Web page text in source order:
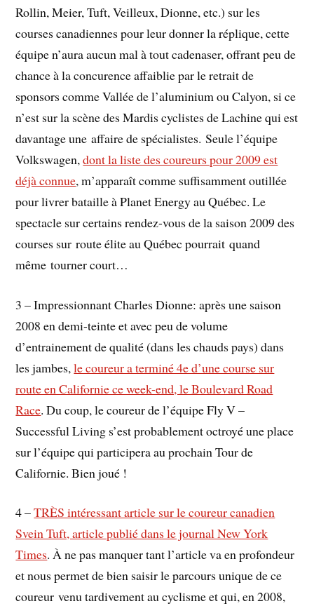
Rollin, Meier, Tuft, Veilleux, Dionne, etc.) sur les
courses canadiennes pour leur donner la réplique, cette
équipe n’aura aucun mal à tout cadenaser, offrant peu de
chance à la concurence affaiblie par le retrait de
sponsors comme Vallée de l’aluminium ou Calyon, si ce
n’est sur la scène des Mardis cyclistes de Lachine qui est
davantage une affaire de spécialistes. Seule l’équipe
Volkswagen,dont la liste des coureurs pour 2009 est
déjà connue, m’apparaît comme suffisamment outillée
pour livrer bataille à Planet Energy au Québec. Le
spectacle sur certains rendez-vous de la saison 2009 des
courses sur route élite au Québec pourrait quand
même tourner court…
3 – Impressionnant Charles Dionne: après une saison
2008 en demi-teinte et avec peu de volume
d’entrainement de qualité (dans les chauds pays) dans
les jambes,le coureur a terminé 4e d’une course sur
route en Californie ce week-end, le Boulevard Road
Race. Du coup, le coureur de l’équipe Fly V –
Successful Living s’est probablement octroyé une place
sur l’équipe qui participera au prochain Tour de
Californie. Bien joué !
4 –TRÈS intéressant article sur le coureur canadien
Svein Tuft, article publié dans le journal New York
Times. À ne pas manquer tant l’article va en profondeur
et nous permet de bien saisir le parcours unique de ce
coureur venu tardivement au cyclisme et qui, en 2008,